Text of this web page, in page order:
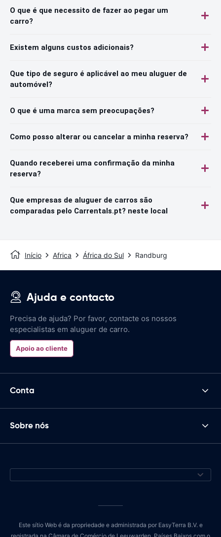
O que é que necessito de fazer ao pegar um
carro?
Existem alguns custos adicionais?
Que tipo de seguro é aplicável ao meu aluguer de
automóvel?
O que é uma marca sem preocupações?
Como posso alterar ou cancelar a minha reserva?
Quando receberei uma confirmação da minha
reserva?
Que empresas de aluguer de carros são
comparadas pelo Carrentals.pt? neste local
Início Africa África do Sul Randburg
Ajuda e contacto
Precisa de ajuda? Por favor, contacte os nossos
especialistas em aluguer de carro.
Apoio ao cliente
Conta
Sobre nós
Este sítio Web é da propriedade e administrada por EasyTerra B.V. e